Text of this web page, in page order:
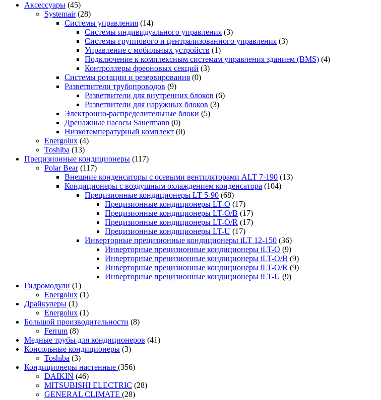
Аксессуары (45)
Systemair (28)
Системы управления (14)
Системы индивидуального управления (3)
Системы группового и централизованного управления (3)
Управление с мобильных устройств (1)
Подключение к комплексным системам управления зданием (BMS) (4)
Контроллеры фреоновых секций (3)
Системы ротации и резервирования (0)
Разветвители трубопроводов (9)
Разветвители для внутренних блоков (6)
Разветвители для наружных блоков (3)
Электронно-распределительные блоки (5)
Дренажные насосы Sauermann (0)
Низкотемпературный комплект (0)
Energolux (4)
Toshiba (13)
Прецизионные кондиционеры (117)
Polar Bear (117)
Внешние конденсаторы с осевыми вентиляторами ALT 7-190 (13)
Кондиционеры с воздушным охлаждением конденсатора (104)
Прецизионные кондиционеры LT 5-90 (68)
Прецизионные кондиционеры LT-O (17)
Прецизионные кондиционеры LT-O/B (17)
Прецизионные кондиционеры LT-O/R (17)
Прецизионные кондиционеры LT-U (17)
Инверторные прецизионные кондиционеры iLT 12-150 (36)
Инверторные прецизионные кондиционеры iLT-O (9)
Инверторные прецизионные кондиционеры iLT-O/B (9)
Инверторные прецизионные кондиционеры iLT-O/R (9)
Инверторные прецизионные кондиционеры iLT-U (9)
Гидромодули (1)
Energolux (1)
Драйкулеры (1)
Energolux (1)
Большой производительности (8)
Ferrum (8)
Медные трубы для кондиционеров (41)
Консольные кондиционеры (3)
Toshiba (3)
Кондиционеры настенные (356)
DAIKIN (46)
MITSUBISHI ELECTRIC (28)
GENERAL CLIMATE (28)